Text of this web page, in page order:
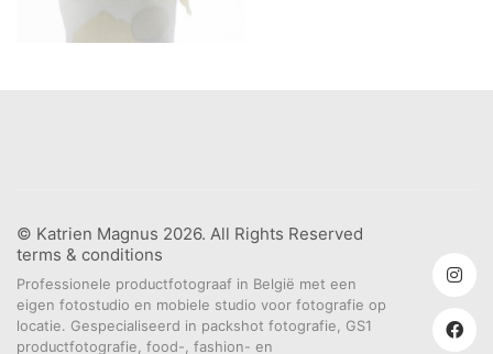
© Katrien Magnus 2026. All Rights Reserved
terms & conditions
Professionele productfotograaf in België met een
eigen fotostudio en mobiele studio voor fotografie op
locatie. Gespecialiseerd in packshot fotografie, GS1
productfotografie, food-, fashion- en